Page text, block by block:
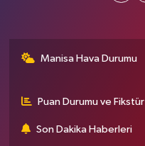
Manisa Hava Durumu
Puan Durumu ve Fikstür
Son Dakika Haberleri